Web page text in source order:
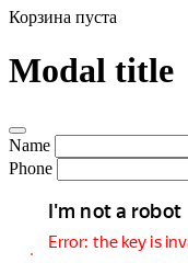
Корзина пуста
Modal title
Name
Phone